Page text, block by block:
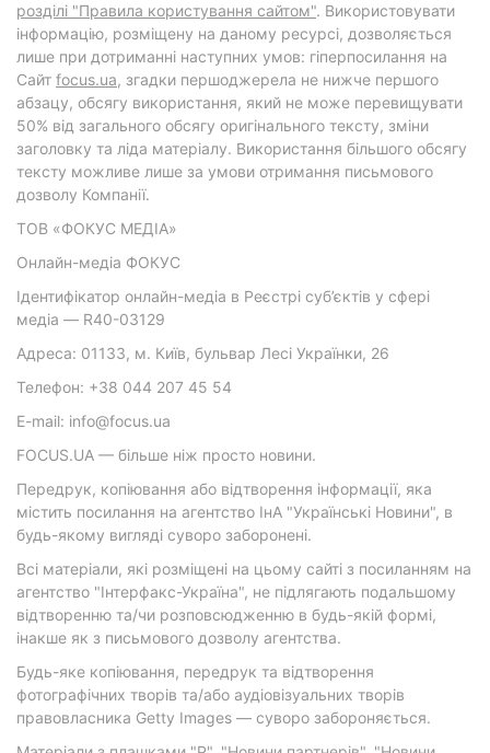
розділі "Правила користування сайтом". Використовувати
інформацію, розміщену на даному ресурсі, дозволяється
лише при дотриманні наступних умов: гіперпосилання на
Cайт focus.ua, згадки першоджерела не нижче першого
абзацу, обсягу використання, який не може перевищувати
50% від загального обсягу оригінального тексту, зміни
заголовку та ліда матеріалу. Використання більшого обсягу
тексту можливе лише за умови отримання письмового
дозволу Компанії.
ТОВ «ФОКУС МЕДІА»
Онлайн-медіа ФОКУС
Ідентифікатор онлайн-медіа в Реєстрі суб’єктів у сфері
медіа — R40-03129
Адреса: 01133, м. Київ, бульвар Лесі Українки, 26
Телефон: +38 044 207 45 54
E-mail: info@focus.ua
FOCUS.UA — більше ніж просто новини.
Передрук, копіювання або відтворення інформації, яка
містить посилання на агентство ІнА "Українські Новини", в
будь-якому вигляді суворо заборонені.
Всі матеріали, які розміщені на цьому сайті з посиланням на
агентство "Інтерфакс-Україна", не підлягають подальшому
відтворенню та/чи розповсюдженню в будь-якій формі,
інакше як з письмового дозволу агентства.
Будь-яке копіювання, передрук та відтворення
фотографічних творів та/або аудіовізуальних творів
правовласника Getty Images — суворо забороняється.